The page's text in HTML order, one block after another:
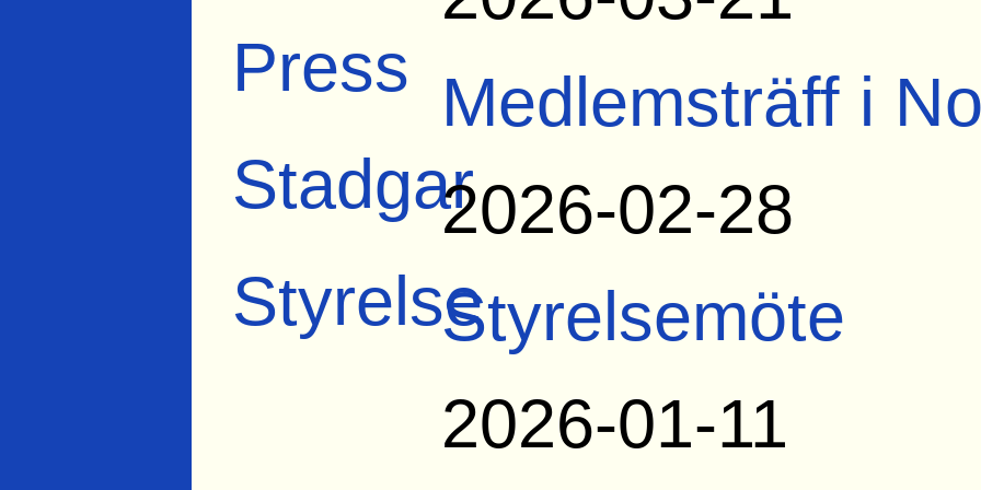
Press
Stadgar
Styrelse
Medlemsträff i
2026-02-28
Styrelsemöte
2026-01-11